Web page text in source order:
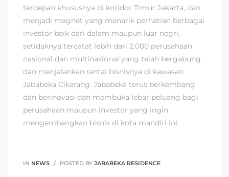
terdepan khususnya di koridor Timur Jakarta, dan
menjadi magnet yang menarik perhatian berbagai
investor baik dari dalam maupun luar negri,
setidaknya tercatat lebih dari 2.000 perusahaan
nasional dan multinasional yang telah bergabung
dan menjalankan rantai bisnisnya di kawasan
Jababeka Cikarang. Jababeka terus berkembang
dan berinovasi dan membuka lebar peluang bagi
perusahaan maupun investor yang ingin
mengembangkan bisnis di kota mandiri ini.
IN NEWS POSTED BY JABABEKA RESIDENCE